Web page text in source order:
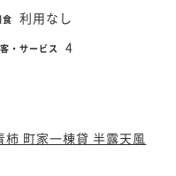
食 利用なし
・サービス 4
柿 町家一棟貸 半露天風